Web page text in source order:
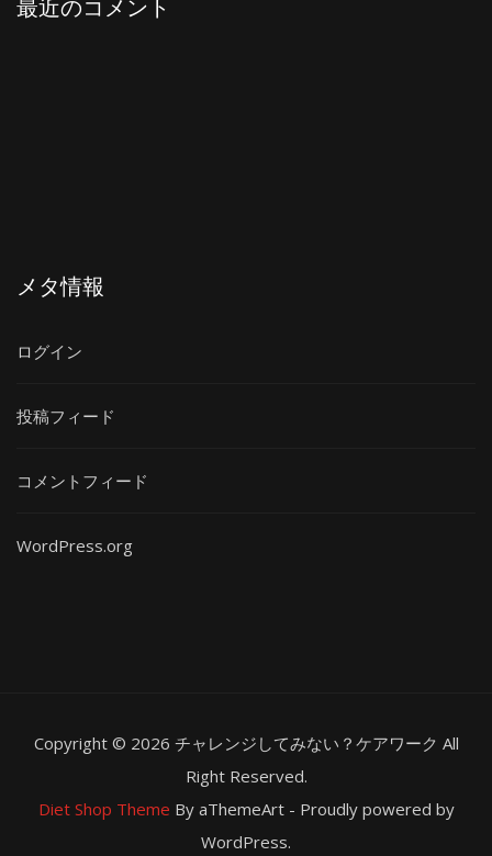
メタ情報
ログイン
投稿フィード
コメントフィード
WordPress.org
Copyright © 2026 チャレンジしてみない？ケアワーク All
Right Reserved.
Diet Shop Theme By aThemeArt - Proudly powered by
WordPress.